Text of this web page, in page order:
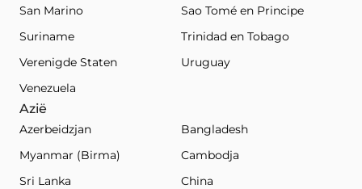
San Marino
Sao Tomé en Principe
Suriname
Trinidad en Tobago
Verenigde Staten
Uruguay
Venezuela
Azië
Azerbeidzjan
Bangladesh
Myanmar (Birma)
Cambodja
Sri Lanka
China